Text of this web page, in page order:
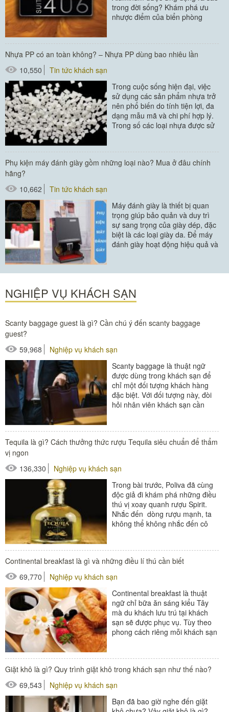
trong đời sống? Khám phá ưu
nhược điểm của biển phòng
#đồ amenities khách sạn
#thiết bị sảnh - ngoại cảnh
Nhựa PP có an toàn không? – Nhựa PP dùng bao nhiêu lần
10,550
Tin tức khách sạn
Trong cuộc sống hiện đại, việc
sử dụng các sản phẩm nhựa trở
nên phổ biến do tính tiện lợi, đa
dạng mẫu mã và chi phí hợp lý.
Trong số các loại nhựa được sử
Phụ kiện máy đánh giày gồm những loại nào? Mua ở đâu chính
hãng?
10,662
Tin tức khách sạn
Máy đánh giày là thiết bị quan
trọng giúp bảo quản và duy trì
sự sang trọng của giày dép, đặc
biệt là các loại giày da. Để máy
đánh giày hoạt động hiệu quả và
#máy đánh giày
NGHIỆP VỤ KHÁCH SẠN
Scanty baggage guest là gì? Cần chú ý đến scanty baggage
guest?
59,968
Nghiệp vụ khách sạn
Scanty baggage là thuật ngữ
được dùng trong khách sạn để
chỉ một đối tượng khách hàng
đặc biệt. Với đối tượng này, đòi
hỏi nhân viên khách sạn cần
#đồ amenities khách sạn
Tequila là gì? Cách thưởng thức rượu Tequila siêu chuẩn để thẩm
vị ngon
136,330
Nghiệp vụ khách sạn
Trong bài trước, Poliva đã cùng
độc giả đi khám phá những điều
thú vị xoay quanh rượu Spirit.
Nhắc đến dòng rượu mạnh, ta
không thể không nhắc đến cô
#đồ amenities khách sạn
Continental breakfast là gì và những điều lí thú cần biết
69,770
Nghiệp vụ khách sạn
Continental breakfast là thuật
ngữ chỉ bữa ăn sáng kiểu Tây
mà du khách lưu trú tại khách
sạn sẽ được phục vụ. Tùy theo
phong cách riêng mỗi khách sạn
#đồ amenities khách sạn
Giặt khô là gì? Quy trình giặt khô trong khách sạn như thế nào?
69,543
Nghiệp vụ khách sạn
Bạn đã bao giờ nghe đến giặt